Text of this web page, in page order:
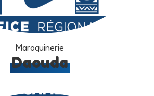
Maroquinerie
Daouda